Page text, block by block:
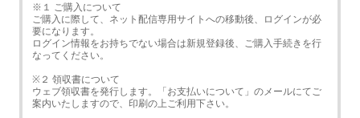
※１ ご購入について
ご購入に際して、ネット配信専用サイトへの移動後、ログインが必
要になります。
ログイン情報をお持ちでない場合は新規登録後、ご購入手続きを行
なってください。
※２ 領収書について
ウェブ領収書を発行します。「お支払いについて」のメールにてご
案内いたしますので、印刷の上ご利用下さい。